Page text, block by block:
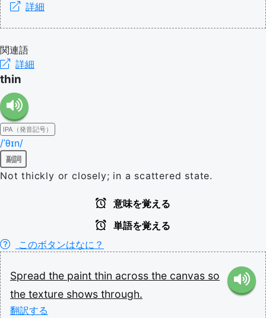
詳細
関連語
詳細
thin
IPA（発音記号）
/ˈθɪn/
副詞
Not thickly or closely; in a scattered state.
意味を覚える
単語を覚える
このボタンはなに？
Spread the paint thin across the canvas so
the texture shows through.
翻訳する